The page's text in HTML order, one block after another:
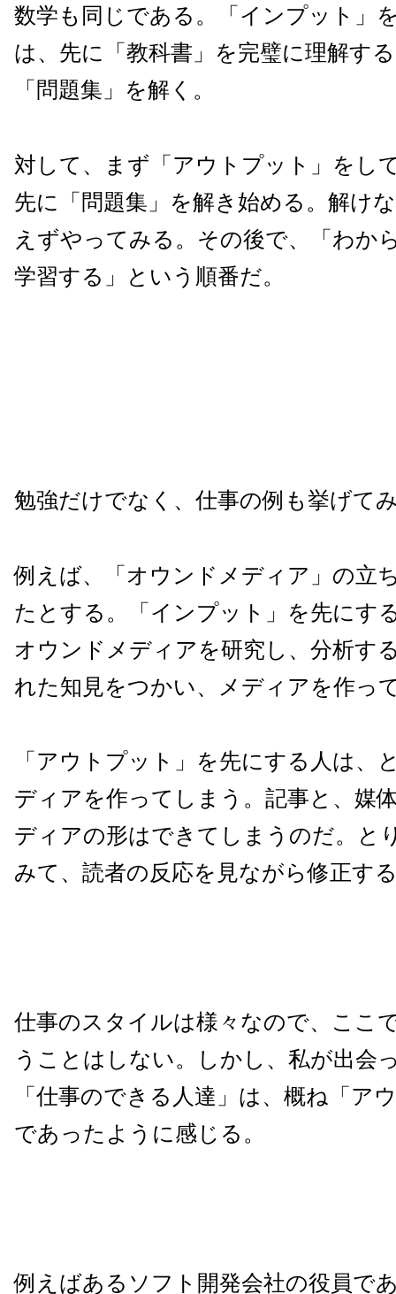
数学も同じである。「インプット」
は、先に「教科書」を完璧に理解す
「問題集」を解く。
対して、まず「アウトプット」をし
先に「問題集」を解き始める。解け
えずやってみる。その後で、「わか
学習する」という順番だ。
勉強だけでなく、仕事の例も挙げて
例えば、「オウンドメディア」の立
たとする。「インプット」を先にす
オウンドメディアを研究し、分析す
れた知見をつかい、メディアを作っ
「アウトプット」を先にする人は、
ディアを作ってしまう。記事と、媒
ディアの形はできてしまうのだ。と
みて、読者の反応を見ながら修正す
仕事のスタイルは様々なので、ここ
うことはしない。しかし、私が出会
「仕事のできる人達」は、概ね「ア
であったように感じる。
例えばあるソフト開発会社の役員で